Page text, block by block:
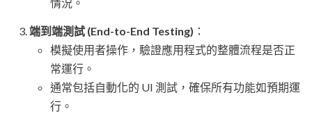
端到端測試 (End-to-End Testing) ：
模擬使用者操作，驗證應用程式的整體流程是否正
常運行。
通常包括自動化的 UI 測試，確保所有功能如預期運
行。